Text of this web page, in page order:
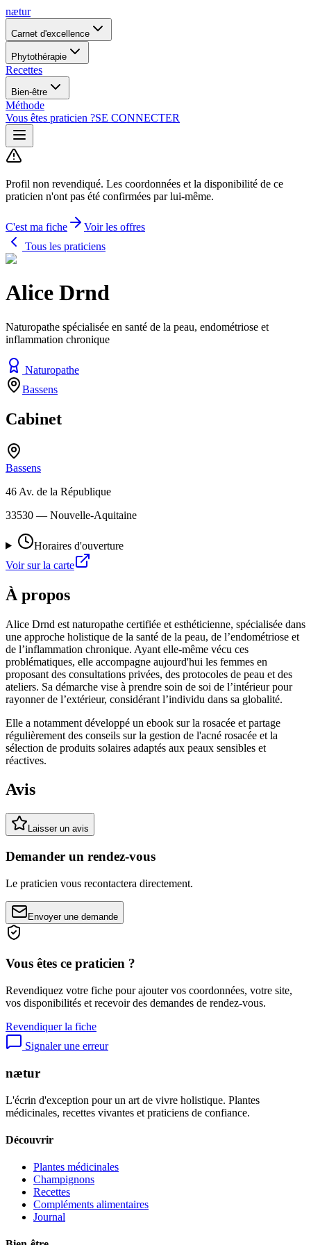
nætur
Carnet d'excellence
Phytothérapie
Recettes
Bien-être
Méthode
Vous êtes praticien ?SE CONNECTER
Profil non revendiqué. Les coordonnées et la disponibilité de ce
praticien n'ont pas été confirmées par lui-même.
C'est ma fiche
Voir les offres
Tous les praticiens
Alice Drnd
Naturopathe spécialisée en santé de la peau, endométriose et
inflammation chronique
Naturopathe
Bassens
Cabinet
Bassens
46 Av. de la République
33530 — Nouvelle-Aquitaine
Horaires d'ouverture
Voir sur la carte
À propos
Alice Drnd est naturopathe certifiée et esthéticienne, spécialisée dans
une approche holistique de la santé de la peau, de l’endométriose et
de l’inflammation chronique. Ayant elle-même vécu ces
problématiques, elle accompagne aujourd'hui les femmes en
proposant des consultations privées, des protocoles de peau et des
ateliers. Sa démarche vise à prendre soin de soi de l’intérieur pour
rayonner de l’extérieur, considérant l’individu dans sa globalité.
Elle a notamment développé un ebook sur la rosacée et partage
régulièrement des conseils sur la gestion de l'acné rosacée et la
sélection de produits solaires adaptés aux peaux sensibles et
réactives.
Avis
Laisser un avis
Demander un rendez-vous
Le praticien vous recontactera directement.
Envoyer une demande
Vous êtes ce praticien ?
Revendiquez votre fiche pour ajouter vos coordonnées, votre site,
vos disponibilités et recevoir des demandes de rendez-vous.
Revendiquer la fiche
Signaler une erreur
nætur
L'écrin d'exception pour un art de vivre holistique. Plantes
médicinales, recettes vivantes et praticiens de confiance.
Découvrir
Plantes médicinales
Champignons
Recettes
Compléments alimentaires
Journal